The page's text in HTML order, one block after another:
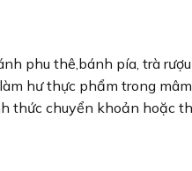
phu thê,bánh pía, trà
hư thực phẩm trong
thức chuyển khoản hoặc